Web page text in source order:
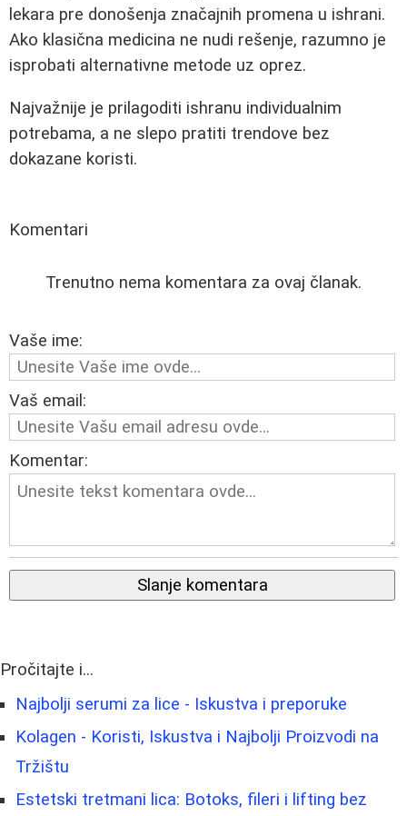
lekara pre donošenja značajnih promena u ishrani.
Ako klasična medicina ne nudi rešenje, razumno je
isprobati alternativne metode uz oprez.
Najvažnije je prilagoditi ishranu individualnim
potrebama, a ne slepo pratiti trendove bez
dokazane koristi.
Komentari
Trenutno nema komentara za ovaj članak.
Vaše ime:
Vaš email:
Komentar:
Slanje komentara
Pročitajte i...
Najbolji serumi za lice - Iskustva i preporuke
Kolagen - Koristi, Iskustva i Najbolji Proizvodi na
Tržištu
Estetski tretmani lica: Botoks, fileri i lifting bez